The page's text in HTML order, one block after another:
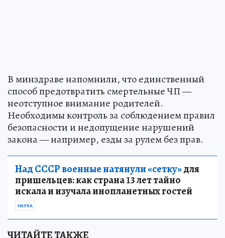
В минздраве напомнили, что единственный
способ предотвратить смертельные ЧП —
неотступное внимание родителей.
Необходимы контроль за соблюдением правил
безопасности и недопущение нарушений
закона — например, езды за рулем без прав.
Над СССР военные натянули «сетку»для
пришельцев: как страна 13 лет тайно
искала и изучала инопланетных гостей
НАУКА
ЧИТАЙТЕ ТАКЖЕ